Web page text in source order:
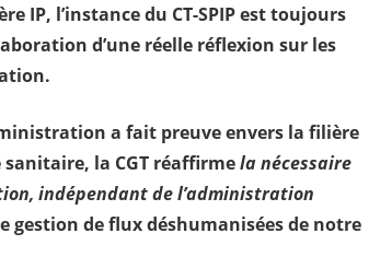
IP, l’instance du CT-SPIP est toujours
d’une réelle réflexion sur les
a fait preuve envers la filière
la CGT réaffirmela nécessaire
indépendant de l’administration
gestion de flux déshumanisées de notre